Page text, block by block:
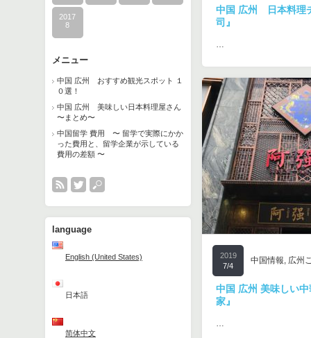
2017
8
メニュー
中国 広州 おすすめ観光スポット １
０選！
中国 広州 美味しい日本料理屋さん
〜まとめ〜
中国留学 費用 〜 留学で実際にかか
った費用と、留学企業が示している
費用の差額 〜
language
English (United States)
日本語
简体中文
中国 広州 日本料理
司』
…
2019
7/4
中国情報, 広州
中国 広州 美味しい
家』
…